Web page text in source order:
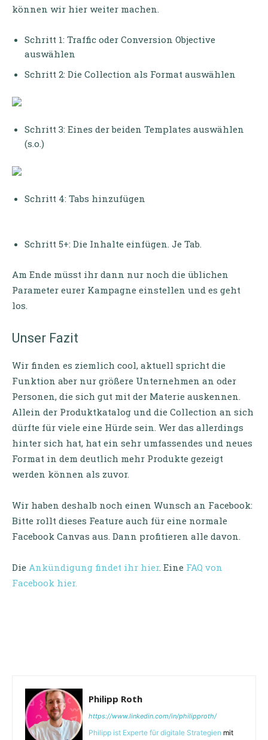
können wir hier weiter machen.
Schritt 1: Traffic oder Conversion Objective
auswählen
Schritt 2: Die Collection als Format auswählen
Schritt 3: Eines der beiden Templates auswählen
(s.o.)
Schritt 4: Tabs hinzufügen
Schritt 5+: Die Inhalte einfügen. Je Tab.
Am Ende müsst ihr dann nur noch die üblichen
Parameter eurer Kampagne einstellen und es geht
los.
Unser Fazit
Wir finden es ziemlich cool, aktuell spricht die
Funktion aber nur größere Unternehmen an oder
Personen, die sich gut mit der Materie auskennen.
Allein der Produktkatalog und die Collection an sich
dürfte für viele eine Hürde sein. Wer das allerdings
hinter sich hat, hat ein sehr umfassendes und neues
Format in dem deutlich mehr Produkte gezeigt
werden können als zuvor.
Wir haben deshalb noch einen Wunsch an Facebook:
Bitte rollt dieses Feature auch für eine normale
Facebook Canvas aus. Dann profitieren alle davon.
Die Ankündigung findet ihr hier. Eine FAQ von
Facebook hier.
Philipp Roth
https://www.linkedin.com/in/philipproth/
Philipp ist Experte für digitale Strategien mit